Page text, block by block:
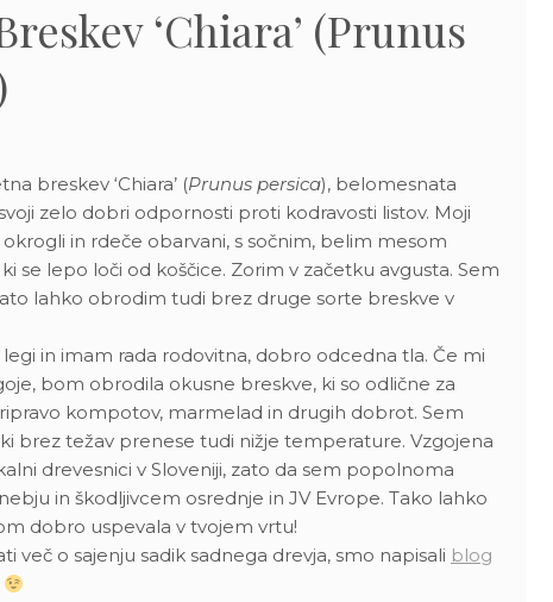
‘Chiara’ (Prunus
breskev ‘Chiara’ (Prunus persica), belomesnata
zelo dobri odpornosti proti kodravosti listov. Moji
okrogli in rdeče obarvani, s sočnim, belim mesom
se lepo loči od koščice. Zorim v začetku avgusta. Sem
lahko obrodim tudi brez druge sorte breskve v
legi in imam rada rodovitna, dobro odcedna tla. Če mi
bom obrodila okusne breskve, ki so odlične za
kompotov, marmelad in drugih dobrot. Sem
brez težav prenese tudi nižje temperature. Vzgojena
drevesnici v Sloveniji, zato da sem popolnoma
in škodljivcem osrednje in JV Evrope. Tako lahko
dobro uspevala v tvojem vrtu!
več o sajenju sadik sadnega drevja, smo napisali blog